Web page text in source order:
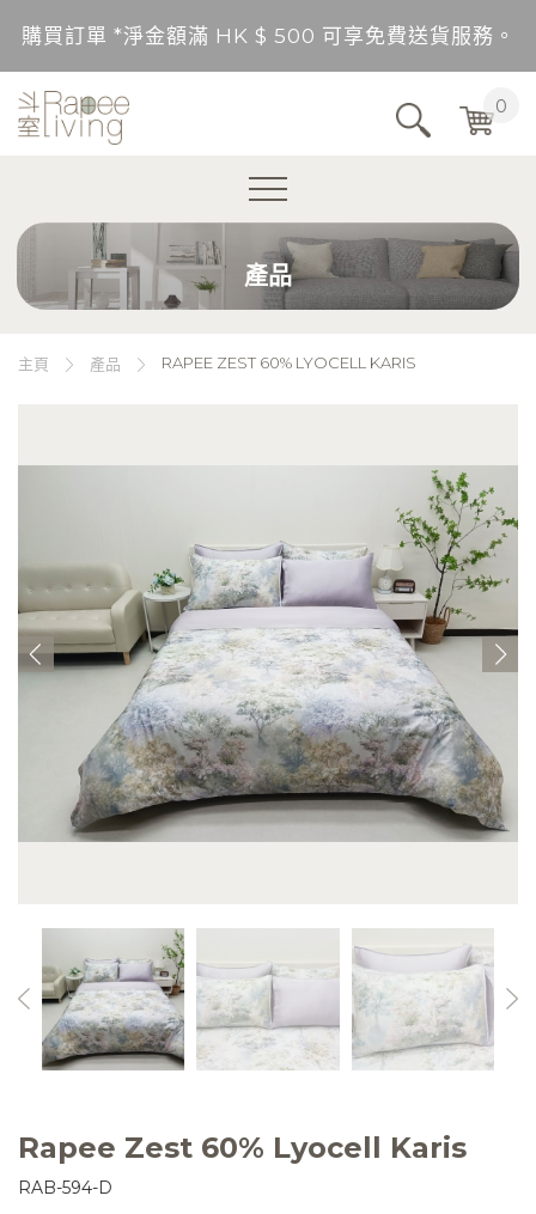
購買訂單 *淨金額滿 HK $ 500 可享免費送貨服務。
送貨範圍：香港，九龍，新界（東涌，愉景灣，離島
購買訂單 *淨金額滿 HK $ 500 可享免費送貨服務。
0
產品
主頁 產品 RAPEE ZEST 60% LYOCELL KARIS
Rapee Zest 60% Lyocell Karis
RAB-594-D